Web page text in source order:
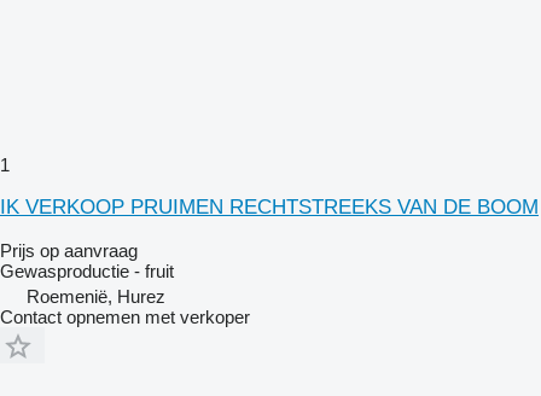
1
IK VERKOOP PRUIMEN RECHTSTREEKS VAN DE BOOM
Prijs op aanvraag
Gewasproductie - fruit
Roemenië, Hurez
Contact opnemen met verkoper